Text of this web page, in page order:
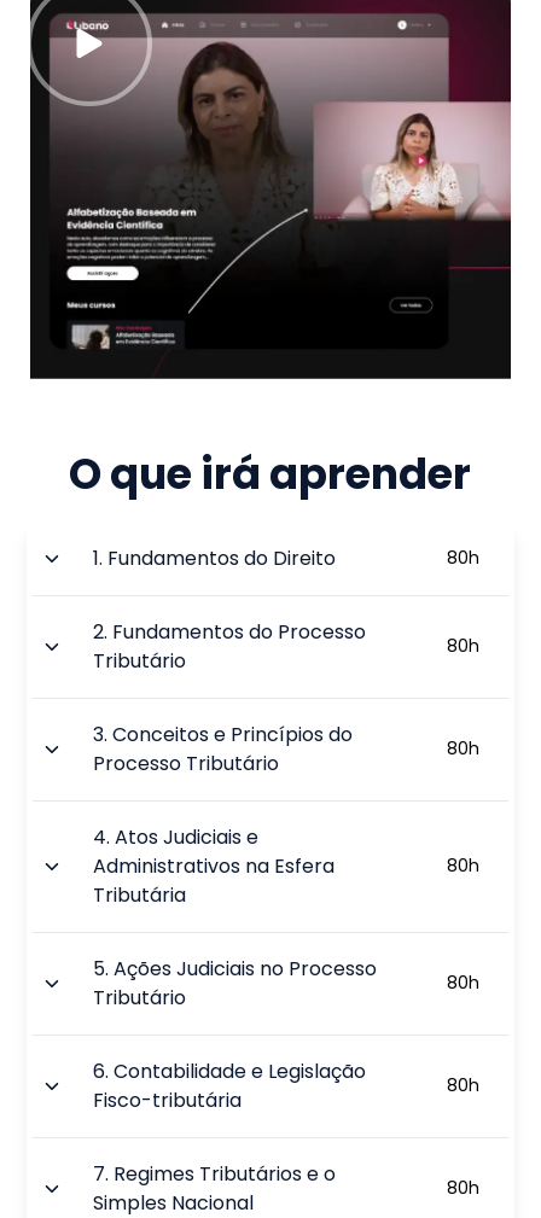
O que irá aprender
1. Fundamentos do Direito 80h
2. Fundamentos do Processo
Tributário
80h
3.Conceitos e Princípios do
Processo Tributário
80h
4.Atos Judiciais e
Administrativos na Esfera
Tributária
80h
5.Ações Judiciais no Processo
Tributário
80h
6.Contabilidade e Legislação
Fisco-tributária
80h
7. Regimes Tributários e o
Simples Nacional
80h